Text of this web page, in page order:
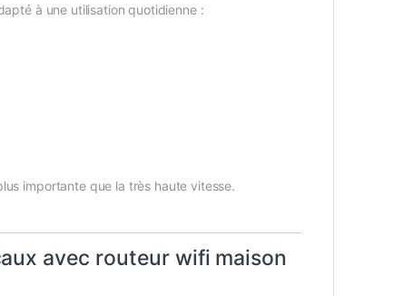
à une utilisation quotidienne :
importante que la très haute vitesse.
avec routeur wifi maison